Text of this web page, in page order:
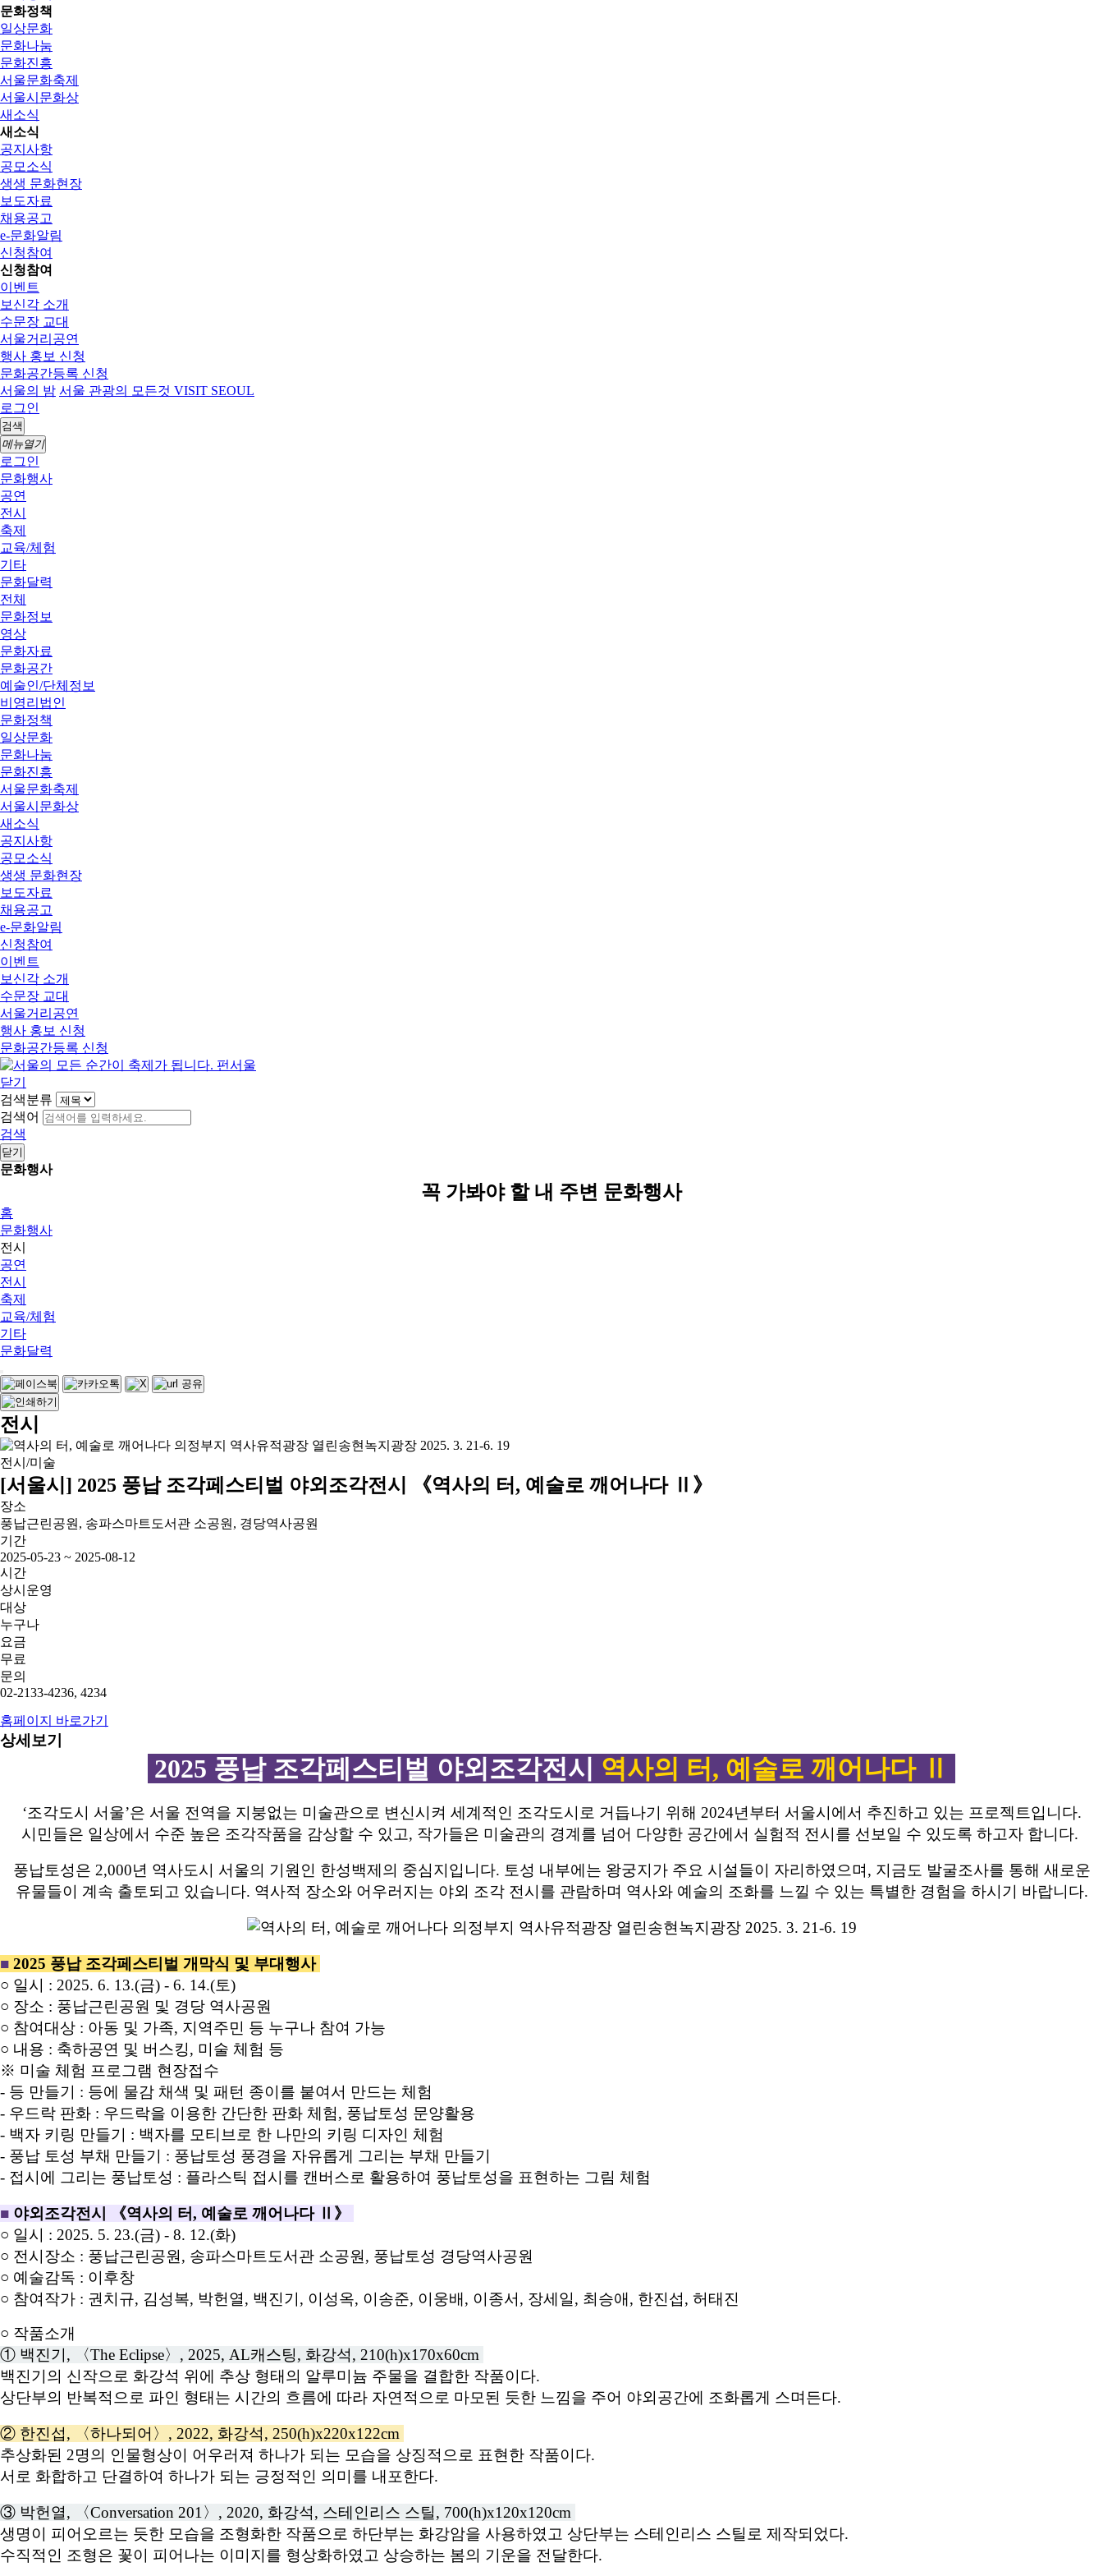
문화정책
일상문화
문화나눔
문화진흥
서울문화축제
서울시문화상
새소식
새소식
공지사항
공모소식
생생 문화현장
보도자료
채용공고
e-문화알림
신청참여
신청참여
이벤트
보신각 소개
수문장 교대
서울거리공연
행사 홍보 신청
문화공간등록 신청
서울의 밤 서울 관광의 모든것 VISIT SEOUL
로그인
검색
메뉴열기
로그인
문화행사
공연
전시
축제
교육/체험
기타
문화달력
전체
문화정보
영상
문화자료
문화공간
예술인/단체정보
비영리법인
문화정책
일상문화
문화나눔
문화진흥
서울문화축제
서울시문화상
새소식
공지사항
공모소식
생생 문화현장
보도자료
채용공고
e-문화알림
신청참여
이벤트
보신각 소개
수문장 교대
서울거리공연
행사 홍보 신청
문화공간등록 신청
닫기
검색분류
검색어
검색
닫기
문화행사
꼭 가봐야 할 내 주변 문화행사
홈
문화행사
전시
공연
전시
축제
교육/체험
기타
문화달력
전시
전시/미술
[서울시] 2025 풍납 조각페스티벌 야외조각전시 《역사의 터, 예술로 깨어나다 Ⅱ》
장소
풍납근린공원, 송파스마트도서관 소공원, 경당역사공원
기간
2025-05-23 ~ 2025-08-12
시간
상시운영
대상
누구나
요금
무료
문의
02-2133-4236, 4234
홈페이지 바로가기
상세보기
2025 풍납 조각페스티벌 야외조각전시 역사의 터, 예술로 깨어나다 Ⅱ
‘조각도시 서울’은 서울 전역을 지붕없는 미술관으로 변신시켜 세계적인 조각도시로 거듭나기 위해 2024년부터 서울시에서 추진하고 있는 프로젝트입니다.
시민들은 일상에서 수준 높은 조각작품을 감상할 수 있고, 작가들은 미술관의 경계를 넘어 다양한 공간에서 실험적 전시를 선보일 수 있도록 하고자 합니다.
풍납토성은 2,000년 역사도시 서울의 기원인 한성백제의 중심지입니다. 토성 내부에는 왕궁지가 주요 시설들이 자리하였으며, 지금도 발굴조사를 통해 새로운
유물들이 계속 출토되고 있습니다. 역사적 장소와 어우러지는 야외 조각 전시를 관람하며 역사와 예술의 조화를 느낄 수 있는 특별한 경험을 하시기 바랍니다.
■ 2025 풍납 조각페스티벌 개막식 및 부대행사
○ 일시 : 2025. 6. 13.(금) - 6. 14.(토)
○ 장소 : 풍납근린공원 및 경당 역사공원
○ 참여대상 : 아동 및 가족, 지역주민 등 누구나 참여 가능
○ 내용 : 축하공연 및 버스킹, 미술 체험 등
※ 미술 체험 프로그램 현장접수
- 등 만들기 : 등에 물감 채색 및 패턴 종이를 붙여서 만드는 체험
- 우드락 판화 : 우드락을 이용한 간단한 판화 체험, 풍납토성 문양활용
- 백자 키링 만들기 : 백자를 모티브로 한 나만의 키링 디자인 체험
- 풍납 토성 부채 만들기 : 풍납토성 풍경을 자유롭게 그리는 부채 만들기
- 접시에 그리는 풍납토성 : 플라스틱 접시를 캔버스로 활용하여 풍납토성을 표현하는 그림 체험
■ 야외조각전시 《역사의 터, 예술로 깨어나다 Ⅱ》
○ 일시 : 2025. 5. 23.(금) - 8. 12.(화)
○ 전시장소 : 풍납근린공원, 송파스마트도서관 소공원, 풍납토성 경당역사공원
○ 예술감독 : 이후창
○ 참여작가 : 권치규, 김성복, 박헌열, 백진기, 이성옥, 이송준, 이웅배, 이종서, 장세일, 최승애, 한진섭, 허태진
○ 작품소개
① 백진기, 〈The Eclipse〉, 2025, AL캐스팅, 화강석, 210(h)x170x60cm
백진기의 신작으로 화강석 위에 추상 형태의 알루미늄 주물을 결합한 작품이다.
상단부의 반복적으로 파인 형태는 시간의 흐름에 따라 자연적으로 마모된 듯한 느낌을 주어 야외공간에 조화롭게 스며든다.
② 한진섭, 〈하나되어〉, 2022, 화강석, 250(h)x220x122cm
추상화된 2명의 인물형상이 어우러져 하나가 되는 모습을 상징적으로 표현한 작품이다.
서로 화합하고 단결하여 하나가 되는 긍정적인 의미를 내포한다.
③ 박헌열, 〈Conversation 201〉, 2020, 화강석, 스테인리스 스틸, 700(h)x120x120cm
생명이 피어오르는 듯한 모습을 조형화한 작품으로 하단부는 화강암을 사용하였고 상단부는 스테인리스 스틸로 제작되었다.
수직적인 조형은 꽃이 피어나는 이미지를 형상화하였고 상승하는 봄의 기운을 전달한다.